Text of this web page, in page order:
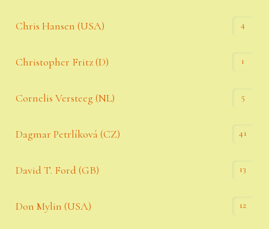
Chris Hansen (USA) 4
Christopher Fritz (D) 1
Cornelis Versteeg (NL) 5
Dagmar Petrlíková (CZ) 41
David T. Ford (GB) 13
Don Mylin (USA) 12